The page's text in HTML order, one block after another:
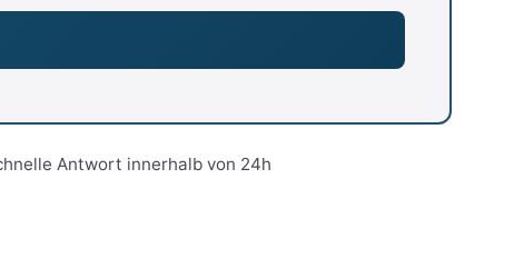
Antwort innerhalb von 24h